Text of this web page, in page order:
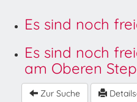
Es sind noch
Es sind noch
am Oberen
Zur Suche